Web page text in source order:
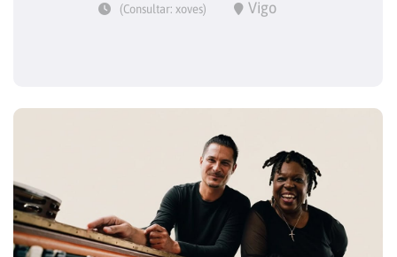
(Consultar: xoves) Vigo